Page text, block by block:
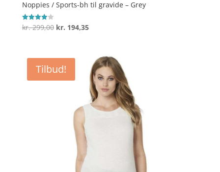
Noppies / Sports-bh til gravide – Grey
Vurderet
4
kr.299,00 Den
var:
kr. 299,00.
kr. 194,35Den
er:
kr. 194,35.
Tilbud!